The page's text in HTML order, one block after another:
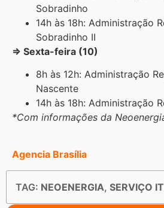
Sobradinho
14h às 18h: Administração
Sobradinho II
⇒ Sexta-feira (10)
8h às 12h: Administração
Nascente
14h às 18h: Administração
*Com informações da
Agencia Brasília
TAG: NEOENERGIA, SERVIÇO